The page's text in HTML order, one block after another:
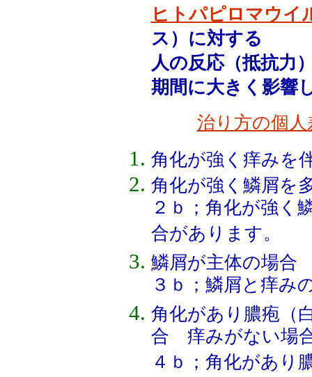
ヒトパピロマウイ
ス）に対する
人の反応（抵抗力
期間に大きく影響
治り方の個人
角化が強く痒みを
角化が強く鱗屑を
２ｂ；角化が強く
合があります。
鱗屑が主体の場合
３ｂ；鱗屑と痒み
角化があり膿疱（
合 痒みがない場
４ｂ；角化があり